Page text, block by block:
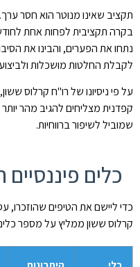
תקציב שאינו מנוטר הוא חסר
בקרה תקציבית לפחות אחת
נתחו את הפערים, והבינו את
לקבלת החלטות מושכלות
על פי ניסיונו של רו"ח קרלוס
קפדנית מצליחים להגיב מהר
שמוביל לשיפור ברווחיות.
כלים פיננסיים
כדי ליישם את הטיפים שהוזכרו,
קרלוס ששון ממליץ על מספר כלים